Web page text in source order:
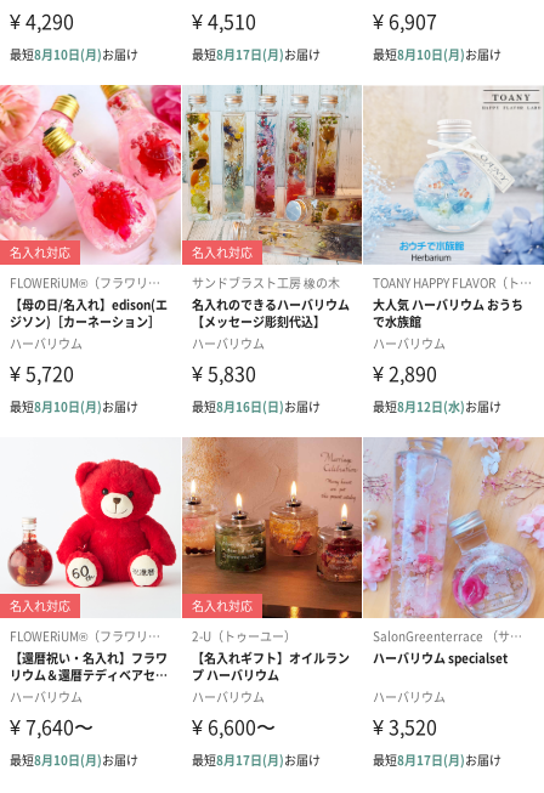
近くには置かないで下さい。液が膨張し、ガラス瓶や
蓋が破損し、液漏れする恐れがあります。
製造国
日本（熊本県）
注意事項・使
用方法
・ピンク、イエロー、ブルーのカラーにつきまして
は、2つのデザインのうちのいずれかのお届けとなりま
す。
・商品に付属する注意書きをご熟読の上、ご利用下さ
い。
・使用しているお花には個体差がございます。また、1
点1点手作りしておりますので、花材の配置も若干異な
ります。実物に近い色の写真を使用しておりますが、
ご使用の液晶画面により実物の色と異なって見える場
合がございます。あらかじめご了承下さい。
・本品はガラス製です。ご使用は必ず安定した水平な
・飲用ではございません。誤飲等を防ぐため、お子様
やペットの手の届かないところに保管して下さい。
・医薬品・化粧品ではありません。開封せずにご利用
ください。
・万が一飲んだ場合や皮膚や目に異常を感じた時は、
すぐに医師に相談し診察を受けて下さい。
・処分の際は、お住まいの自治体の区分に従って下さ
い。
※オイルなどの成分を含む商品は、航空危険物に含ま
れるため航空機に搭載することができません。そのた
め離島などの航空便を使用する地域にお住まいのかた
へお届けの場合は、船便に変更するため1週間前後お届
けが遅くなる可能性がございます。
商品オプション情報